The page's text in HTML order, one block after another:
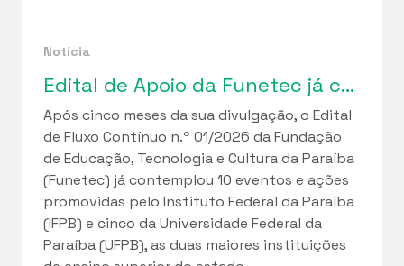
Notícia
Edital de Apoio da Funetec já contemplou 10 iniciativas do IFPB e 5 da UFPB
Após cinco meses da sua divulgação, o Edital
de Fluxo Contínuo n.º 01/2026 da Fundação
de Educação, Tecnologia e Cultura da Paraíba
(Funetec) já contemplou 10 eventos e ações
promovidas pelo Instituto Federal da Paraíba
(IFPB) e cinco da Universidade Federal da
Paraíba (UFPB), as duas maiores instituições